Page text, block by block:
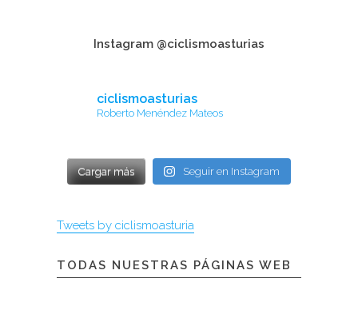
Instagram @ciclismoasturias
ciclismoasturias
Roberto Menéndez Mateos
Cargar más Seguir en Instagram
Tweets by ciclismoasturia
TODAS NUESTRAS PÁGINAS WEB